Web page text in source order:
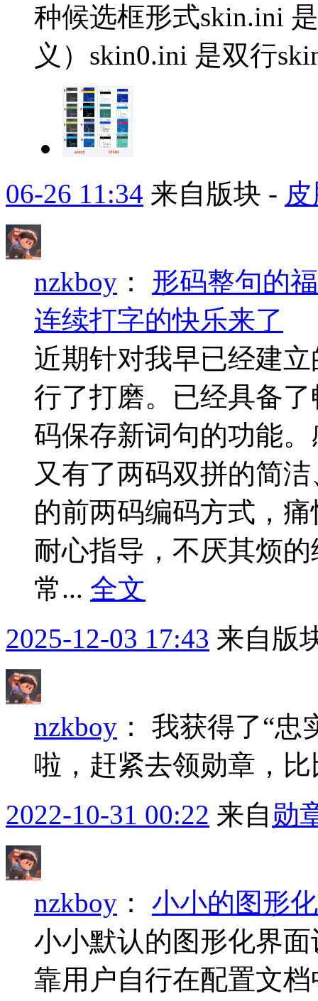
种候选框形式skin.ini
义）skin0.ini 是双行
06-26 11:34 来自版块 -
nzkboy ： 形码整句的
连续打字的快乐来了
近期针对我早已经建
行了打磨。已经具备
码保存新词句的功能
又有了两码双拼的简
的前两码编码方式，
耐心指导，不厌其烦
常... 全文
2025-12-03 17:43 来自版
nzkboy ： 我获得了“忠
啦，赶紧去领勋章，
2022-10-31 00:22 来自 勋
nzkboy ： 小小的图形
小小默认的图形化界
靠用户自行在配置文